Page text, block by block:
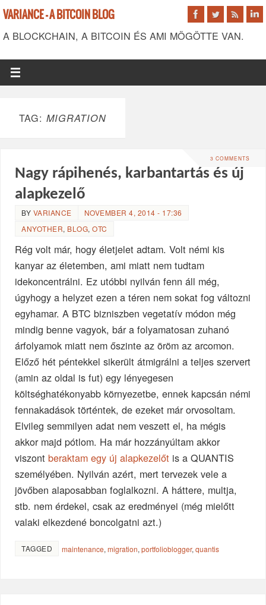
VARIANCE - A BITCOIN BLOG
A BLOCKCHAIN, A BITCOIN ÉS AMI MÖGÖTTE VAN.
TAG: MIGRATION
3 COMMENTS
Nagy rápihenés, karbantartás és új
alapkezelő
BY VARIANCE
NOVEMBER 4, 2014 - 17:36
ANYOTHER, BLOG,OTC
Rég volt már, hogy életjelet adtam. Volt némi kis
kanyar az életemben, ami miatt nem tudtam
idekoncentrálni. Ez utóbbi nyilván fenn áll még,
úgyhogy a helyzet ezen a téren nem sokat fog változni
egyhamar. A BTC bizniszben vegetatív módon még
mindig benne vagyok, bár a folyamatosan zuhanó
árfolyamok miatt nem őszinte az öröm az arcomon.
Előző hét péntekkel sikerült átmigrálni a teljes szervert
(amin az oldal is fut) egy lényegesen
költséghatékonyabb környezetbe, ennek kapcsán némi
fennakadások történtek, de ezeket már orvosoltam.
Elvileg semmilyen adat nem veszett el, ha mégis
akkor majd pótlom. Ha már hozzányúltam akkor
viszontberaktam egy új alapkezelőt is a QUANTIS
személyében. Nyilván azért, mert tervezek vele a
jövőben alaposabban foglalkozni. A háttere, multja,
stb. nem érdekel, csak az eredményei (még mielőtt
valaki elkezdené boncolgatni azt.)
TAGGED maintenance,migration,portfolioblogger,quantis